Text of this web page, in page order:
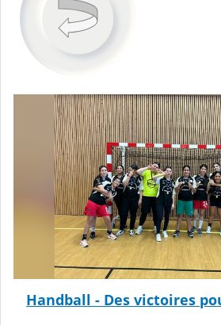
Handball - Des victoires